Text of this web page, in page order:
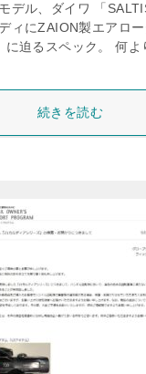
デル、ダイワ 「
ィにZAION製エアロー
に迫るスペック。 何
続きを読む